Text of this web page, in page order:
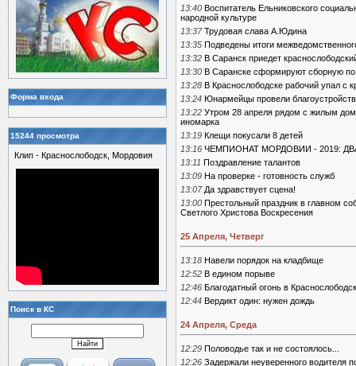
Форма входа
15244 просмотра
Клип - Краснослободск, Мордовия
Поиск в КС
13:40 Воспитатель Ельниковского
народной культуре
13:37 Трудовая слава А.Юдина
13:35 Подведены итоги
13:32 В Саранск приедет
13:30 В Саранске сформируют сборную
13:28 В Краснослободске рабочий упал с
13:24 Юнармейцы провели
13:22 Утром 28 апреля рядом с жилым
иномарка
13:19 Клещи покусали 8 детей
13:16 ЧЕМПИОНАТ МОРДОВИИ - 2019:
13:11 Поздравление талантов
13:09 На проверке - готовность служб
13:07 Да здравствует сцена!
13:00 Престольный праздник в главном
Светлого Христова Воскресения
25 Апреля, Четверг
13:18 Навели порядок на кладбище
12:52 В едином порыве
12:46 Благодатный огонь в
12:44 Вердикт один: нужен дождь
24 Апреля, Среда
12:29 Половодье так и не состоялось...
12:26 Задержали неуверенного водителя